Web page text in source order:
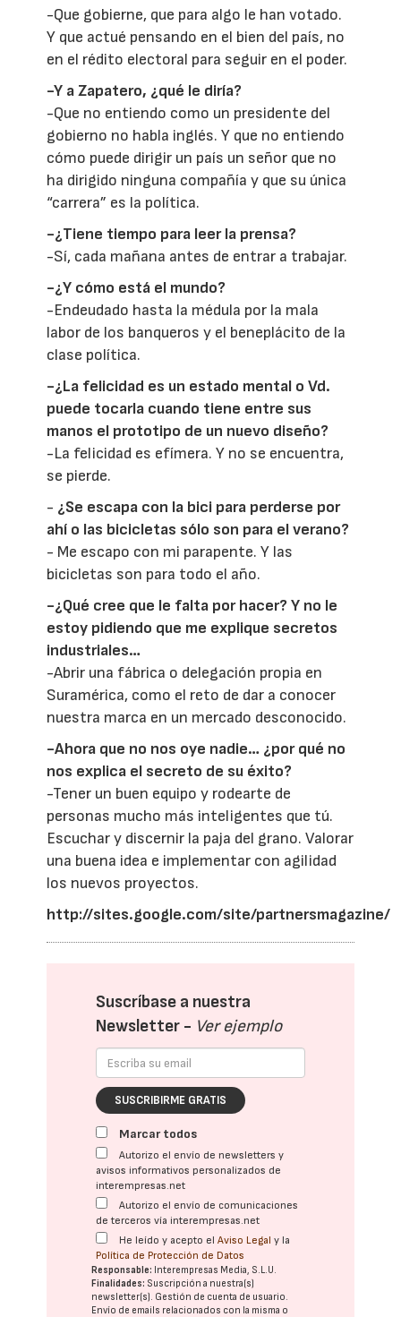
-Que gobierne, que para algo le han votado.
Y que actué pensando en el bien del país, no
en el rédito electoral para seguir en el poder.
-Y a Zapatero, ¿qué le diría?
-Que no entiendo como un presidente del
gobierno no habla inglés. Y que no entiendo
cómo puede dirigir un país un señor que no
ha dirigido ninguna compañía y que su única
“carrera” es la política.
-¿Tiene tiempo para leer la prensa?
-Sí, cada mañana antes de entrar a trabajar.
-¿Y cómo está el mundo?
-Endeudado hasta la médula por la mala
labor de los banqueros y el beneplácito de la
clase política.
-¿La felicidad es un estado mental o Vd.
puede tocarla cuando tiene entre sus
manos el prototipo de un nuevo diseño?
-La felicidad es efímera. Y no se encuentra,
se pierde.
- ¿Se escapa con la bici para perderse por
ahí o las bicicletas sólo son para el verano?
- Me escapo con mi parapente. Y las
bicicletas son para todo el año.
-¿Qué cree que le falta por hacer? Y no le
estoy pidiendo que me explique secretos
industriales…
-Abrir una fábrica o delegación propia en
Suramérica, como el reto de dar a conocer
nuestra marca en un mercado desconocido.
-Ahora que no nos oye nadie… ¿por qué no
nos explica el secreto de su éxito?
-Tener un buen equipo y rodearte de
personas mucho más inteligentes que tú.
Escuchar y discernir la paja del grano. Valorar
una buena idea e implementar con agilidad
los nuevos proyectos.
http://sites.google.com/site/partnersmagazine/
Suscríbase a nuestra
Newsletter - Ver ejemplo
SUSCRIBIRME GRATIS
Marcar todos
Autorizo el envío de newsletters y
avisos informativos personalizados de
interempresas.net
Autorizo el envío de comunicaciones
de terceros vía interempresas.net
He leído y acepto elAviso Legal y la
Política de Protección de Datos
Responsable: Interempresas Media, S.L.U.
Finalidades: Suscripción a nuestra(s)
newsletter(s). Gestión de cuenta de usuario.
Envío de emails relacionados con la misma o